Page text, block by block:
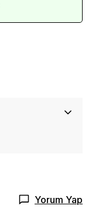
Yorum Yap